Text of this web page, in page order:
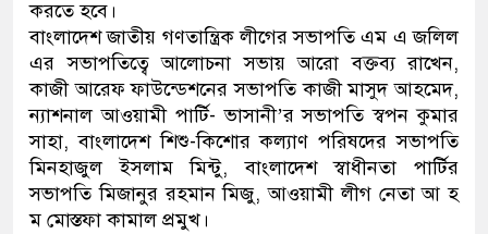
করতে হবে।
বাংলাদেশ জাতীয় গণতান্ত্রিক লীগের সভাপতি এম এ জলিল
এর সভাপতিত্বে আলোচনা সভায় আরো বক্তব্য রাখেন,
কাজী আরেফ ফাউন্ডেশনের সভাপতি কাজী মাসুদ আহমেদ,
ন্যাশনাল আওয়ামী পার্টি- ভাসানী’র সভাপতি স্বপন কুমার
সাহা, বাংলাদেশ শিশু-কিশোর কল্যাণ পরিষদের সভাপতি
মিনহাজুল ইসলাম মিন্টু, বাংলাদেশ স্বাধীনতা পার্টির
সভাপতি মিজানুর রহমান মিজু, আওয়ামী লীগ নেতা আ হ
ম মোস্তফা কামাল প্রমুখ।